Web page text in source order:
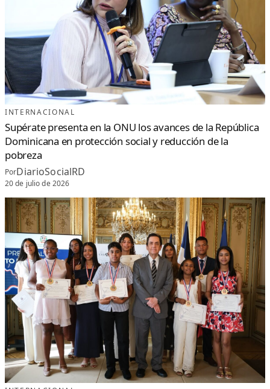
INTERNACIONAL
Supérate presenta en la ONU los avances de la República
Dominicana en protección social y reducción de la
pobreza
PorDiarioSocialRD
20 de julio de 2026